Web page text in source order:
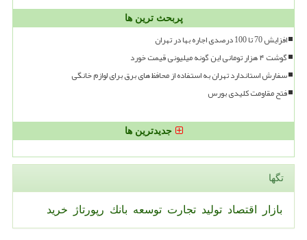
پربحث ترین ها
افزایش 70 تا 100 درصدی اجاره بها در تهران
گوشت ۴ هزار تومانی این گونه میلیونی قیمت خورد
سفارش استاندارد تهران به استفاده از محافظ های برق برای لوازم خانگی
فتح مقاومت کلیدی بورس
جدیدترین ها
تگها
بازار اقتصاد تولید تجارت توسعه بانك رپورتاژ خرید